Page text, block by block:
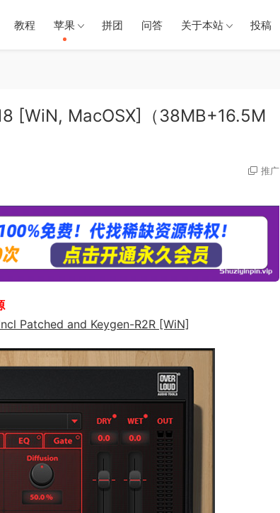
教程 苹果 拼团 问答 关于本站 投稿
[WiN, MacOSX]（38MB+16.5M
推广
Patched and Keygen-R2R [WiN]